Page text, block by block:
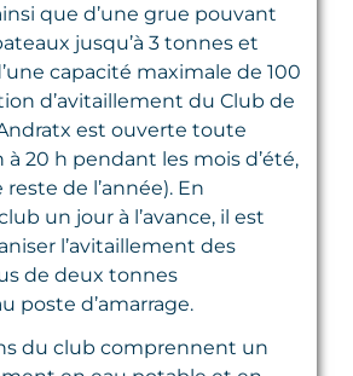
que d’une grue pouvant
jusqu’à 3 tonnes et
capacité maximale de 100
d’avitaillement du Club de
est ouverte toute
à 20 h pendant les mois d’été,
reste de l’année). En
un jour à l’avance, il est
l’avitaillement des
de deux tonnes
poste d’amarrage.
du club comprennent un